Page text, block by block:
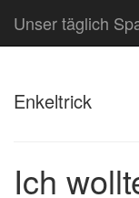
Unser täglich
Enkeltrick
Ich